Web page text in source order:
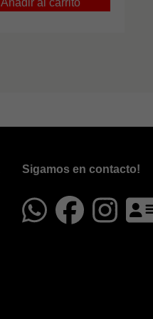
Sigamos en contacto!